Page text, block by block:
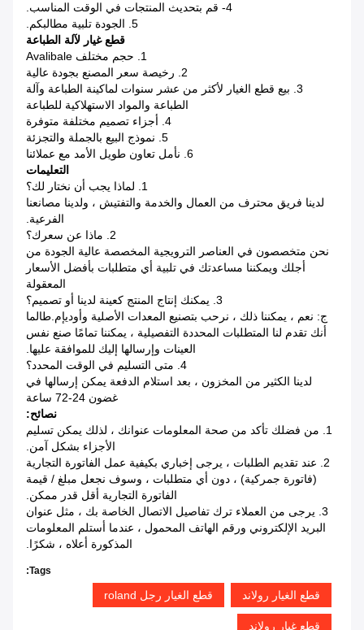
4- قم بتحديث المنتجات في الوقت المناسب.
5. الجودة تلبية مطالبكم.
قطع غيار لآلة الطباعة
1. حجم مختلف Avalibale
2. رخيصة سعر المصنع بجودة عالية
3. بيع قطع الغيار لأكثر من عشر سنوات لماكينة الطباعة وآلة
الطباعة والمواد الاستهلاكية للطباعة
4. أجزاء تصميم مختلفة متوفرة
5. نموذج البيع بالجملة والتجزئة
6. نأمل تعاون طويل الأمد مع عملائنا
التعليمات
1. لماذا يجب أن نختار لك؟
لدينا فريق محترف من العمال والخدمة والتفتيش ، ولدينا مصانعنا
الفرعية.
2. ماذا عن سعرك؟
نحن متخصصون في العناصر الترويجية المخصصة عالية الجودة من
أجلك ويمكننا مساعدتك في تلبية أي متطلبات بأفضل الأسعار
المعقولة
3. يمكنك إنتاج المنتج كعينة لدينا أو تصميم؟
ج: نعم ، يمكننا ذلك ، نرحب بتصنيع المعدات الأصلية وأوديإم.طالما
أنك تقدم لنا المتطلبات المحددة التفصيلية ، يمكننا تمامًا صنع نفس
العينات وإرسالها إليك للموافقة عليها.
4. متى التسليم في الوقت المحدد؟
لدينا الكثير من المخزون ، بعد استلام الدفعة يمكن إرسالها في
غضون 24-72 ساعة
نصائح:
1. من فضلك تأكد من صحة المعلومات عنوانك ، لذلك يمكن تسليم
الأجزاء بشكل آمن.
2. عند تقديم الطلبات ، يرجى إخباري بكيفية عمل الفاتورة التجارية
(فاتورة جمركية) ، دون أي متطلبات ، وسوف نجعل مبلغ / قيمة
الفاتورة التجارية أقل قدر ممكن.
3. يرجى من العملاء ترك تفاصيل الاتصال الخاصة بك ، مثل عنوان
البريد الإلكتروني ورقم الهاتف المحمول ، عندما أستلم المعلومات
المذكورة أعلاه ، شكرًا.
Tags:
قطع الغيار رولاند قطع الغيار رجل roland
قطع غيار رولاند